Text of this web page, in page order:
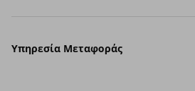
Υπηρεσία Μεταφοράς